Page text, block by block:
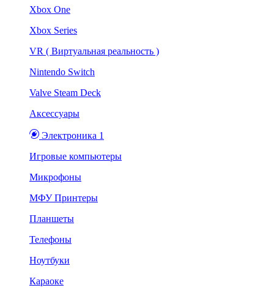
Xbox One
Xbox Series
VR ( Виртуальная реальность )
Nintendo Switch
Valve Steam Deck
Аксессуары
Электроника 1
Игровые компьютеры
Микрофоны
МФУ Принтеры
Планшеты
Телефоны
Ноутбуки
Караоке